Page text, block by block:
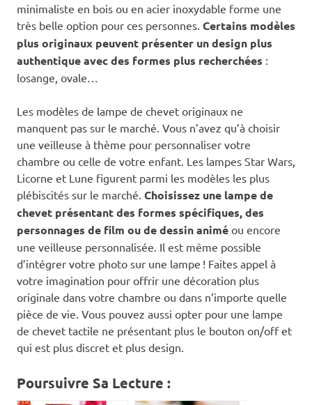
minimaliste en bois ou en acier inoxydable forme une
très belle option pour ces personnes. Certains modèles
plus originaux peuvent présenter un design plus
authentique avec des formes plus recherchées :
losange, ovale…
Les modèles de lampe de chevet originaux ne
manquent pas sur le marché. Vous n’avez qu’à choisir
une veilleuse à thème pour personnaliser votre
chambre ou celle de votre enfant. Les lampes Star Wars,
Licorne et Lune figurent parmi les modèles les plus
plébiscités sur le marché. Choisissez une lampe de
chevet présentant des formes spécifiques, des
personnages de film ou de dessin animé ou encore
une veilleuse personnalisée. Il est même possible
d’intégrer votre photo sur une lampe ! Faites appel à
votre imagination pour offrir une décoration plus
originale dans votre chambre ou dans n’importe quelle
pièce de vie. Vous pouvez aussi opter pour une lampe
de chevet tactile ne présentant plus le bouton on/off et
qui est plus discret et plus design.
Poursuivre Sa Lecture :